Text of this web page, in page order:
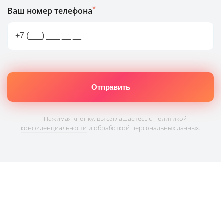
Ваш номер телефона*
Нажимая кнопку, вы соглашаетесь с Политикой
конфиденциальности и обработкой персональных данных.